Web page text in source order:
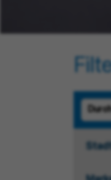
Stadt